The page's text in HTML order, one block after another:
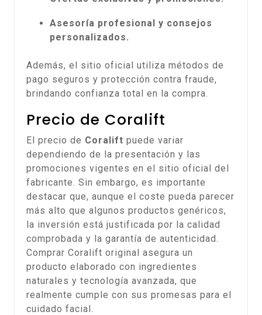
Asesoría profesional y consejos
personalizados.
Además, el sitio oficial utiliza métodos de
pago seguros y protección contra fraude,
brindando confianza total en la compra.
Precio de Coralift
El precio de Coralift puede variar
dependiendo de la presentación y las
promociones vigentes en el sitio oficial del
fabricante. Sin embargo, es importante
destacar que, aunque el coste pueda parecer
más alto que algunos productos genéricos,
la inversión está justificada por la calidad
comprobada y la garantía de autenticidad.
Comprar Coralift original asegura un
producto elaborado con ingredientes
naturales y tecnología avanzada, que
realmente cumple con sus promesas para el
cuidado facial.